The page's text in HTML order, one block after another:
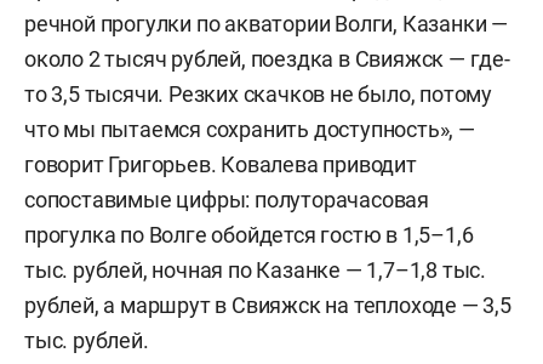
речной прогулки по акватории Волги, Казанки —
около 2 тысяч рублей, поездка в Свияжск — где-
то 3,5 тысячи. Резких скачков не было, потому
что мы пытаемся сохранить доступность», —
говорит Григорьев. Ковалева приводит
сопоставимые цифры: полуторачасовая
прогулка по Волге обойдется гостю в 1,5–1,6
тыс. рублей, ночная по Казанке — 1,7–1,8 тыс.
рублей, а маршрут в Свияжск на теплоходе — 3,5
тыс. рублей.